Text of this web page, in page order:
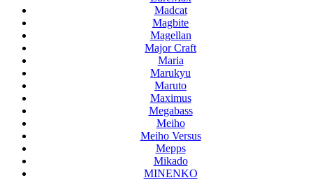
Madcat
Magbite
Magellan
Major Craft
Maria
Marukyu
Maruto
Maximus
Megabass
Meiho
Meiho Versus
Mepps
Mikado
MINENKO